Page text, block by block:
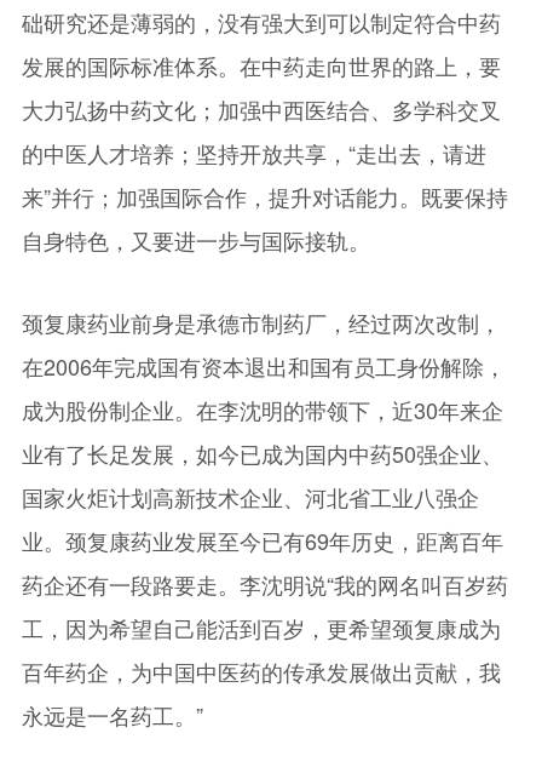
础研究还是薄弱的，没有强大到可以制定符合中药
发展的国际标准体系。在中药走向世界的路上，要
大力弘扬中药文化；加强中西医结合、多学科交叉
的中医人才培养；坚持开放共享，“走出去，请进
来”并行；加强国际合作，提升对话能力。既要保持
自身特色，又要进一步与国际接轨。
颈复康药业前身是承德市制药厂，经过两次改制，
在2006年完成国有资本退出和国有员工身份解除，
成为股份制企业。在李沈明的带领下，近30年来企
业有了长足发展，如今已成为国内中药50强企业、
国家火炬计划高新技术企业、河北省工业八强企
业。颈复康药业发展至今已有69年历史，距离百年
药企还有一段路要走。李沈明说“我的网名叫百岁药
工，因为希望自己能活到百岁，更希望颈复康成为
百年药企，为中国中医药的传承发展做出贡献，我
永远是一名药工。”